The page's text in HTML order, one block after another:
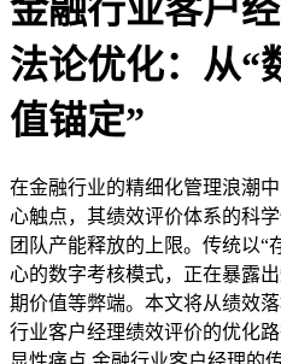
金融行业客户
法论优化：从“
值锚定”
在金融行业的精细化管理浪潮
心触点，其绩效评价体系的科
团队产能释放的上限。传统以“
心的数字考核模式，正在暴露
期价值等弊端。本文将从绩效
行业客户经理绩效评价的优化